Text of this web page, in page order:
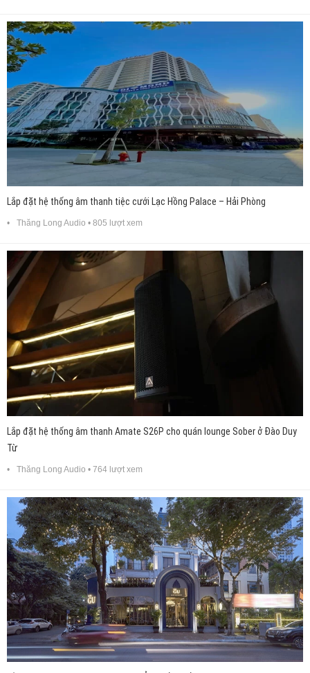
Lắp đặt hệ thống âm thanh tiệc cưới Lạc Hồng Palace – Hải Phòng
Thăng Long Audio • 805 lượt xem
Lắp đặt hệ thống âm thanh Amate S26P cho quán lounge Sober ở Đào Duy
Từ
Thăng Long Audio • 764 lượt xem